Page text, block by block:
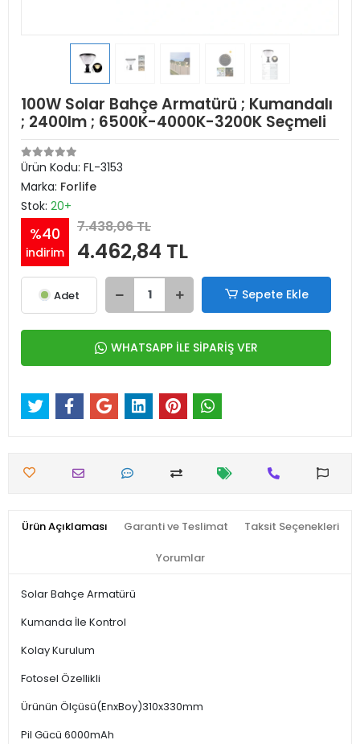
100W Solar Bahçe Armatürü ; Kumandalı
; 2400lm ; 6500K-4000K-3200K Seçmeli
Ürün Kodu: FL-3153
Marka: Forlife
Stok: 20+
%40
indirim
7.438,06 TL
4.462,84 TL
Adet Sepete Ekle
WHATSAPP İLE SİPARİŞ VER
Ürün Açıklaması Garanti ve Teslimat Taksit Seçenekleri
Yorumlar
Solar Bahçe Armatürü
Kumanda İle Kontrol
Kolay Kurulum
Fotosel Özellikli
Ürünün Ölçüsü(EnxBoy)310x330mm
Pil Gücü 6000mAh